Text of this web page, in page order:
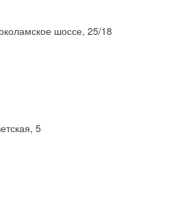
шоссе, 25/18
5